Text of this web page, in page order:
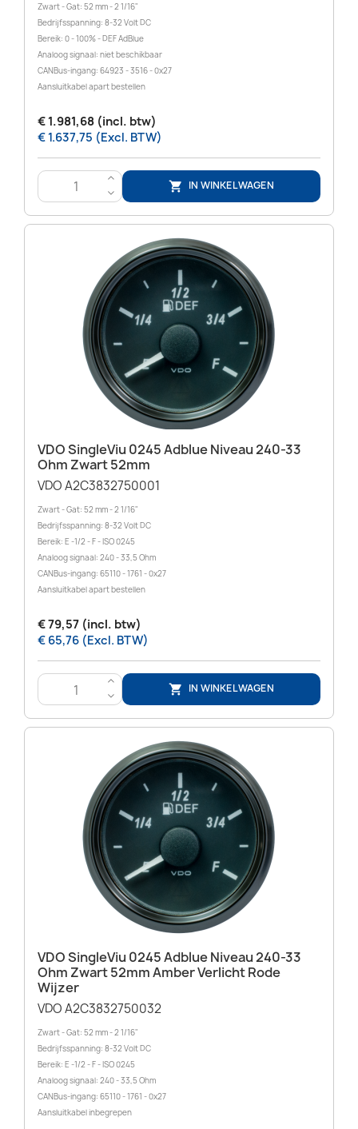
Zwart - Gat: 52 mm - 2 1/16"
Bedrijfsspanning: 8-32 Volt DC
Bereik: 0 - 100% - DEF AdBlue
Analoog signaal: niet beschikbaar
CANBus-ingang: 64923 - 3516 - 0x27
Aansluitkabel apart bestellen
€ 1.981,68 (incl. btw)
€ 1.637,75 (Excl. BTW)
>
<
 IN WINKELWAGEN
VDO SingleViu 0245 Adblue Niveau 240-33
Ohm Zwart 52mm
VDO A2C3832750001
Zwart - Gat: 52 mm - 2 1/16"
Bedrijfsspanning: 8-32 Volt DC
Bereik: E -1/2 - F - ISO 0245
Analoog signaal: 240 - 33,5 Ohm
CANBus-ingang: 65110 - 1761 - 0x27
Aansluitkabel apart bestellen
€ 79,57 (incl. btw)
€ 65,76 (Excl. BTW)
>
<
 IN WINKELWAGEN
VDO SingleViu 0245 Adblue Niveau 240-33
Ohm Zwart 52mm Amber Verlicht Rode
Wijzer
VDO A2C3832750032
Zwart - Gat: 52 mm - 2 1/16"
Bedrijfsspanning: 8-32 Volt DC
Bereik: E -1/2 - F - ISO 0245
Analoog signaal: 240 - 33,5 Ohm
CANBus-ingang: 65110 - 1761 - 0x27
Aansluitkabel inbegrepen